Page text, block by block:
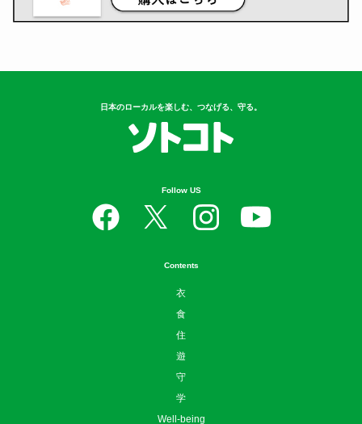
日本のローカルを楽しむ、つなげる、守る。
Follow US
Contents
衣
食
住
遊
守
学
Well-being